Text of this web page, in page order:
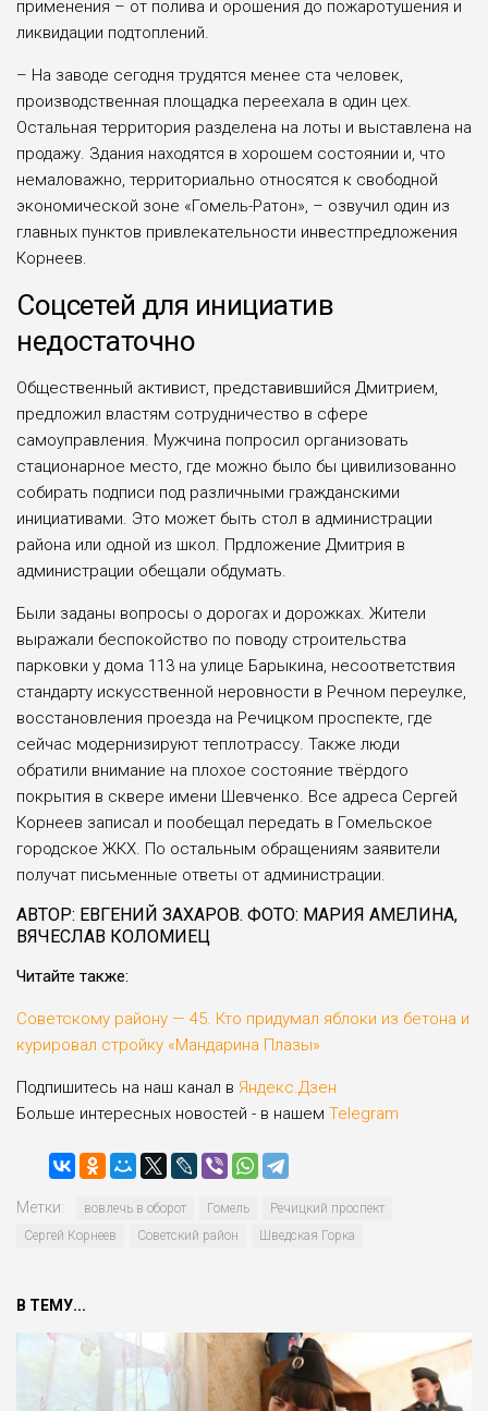
применения – от полива и орошения до пожаротушения и
ликвидации подтоплений.
– На заводе сегодня трудятся менее ста человек,
производственная площадка переехала в один цех.
Остальная территория разделена на лоты и выставлена на
продажу. Здания находятся в хорошем состоянии и, что
немаловажно, территориально относятся к свободной
экономической зоне «Гомель-Ратон», – озвучил один из
главных пунктов привлекательности инвестпредложения
Корнеев.
Соцсетей для инициатив
недостаточно
Общественный активист, представившийся Дмитрием,
предложил властям сотрудничество в сфере
самоуправления. Мужчина попросил организовать
стационарное место, где можно было бы цивилизованно
собирать подписи под различными гражданскими
инициативами. Это может быть стол в администрации
района или одной из школ. Прдложение Дмитрия в
администрации обещали обдумать.
Были заданы вопросы о дорогах и дорожках. Жители
выражали беспокойство по поводу строительства
парковки у дома 113 на улице Барыкина, несоответствия
стандарту искусственной неровности в Речном переулке,
восстановления проезда на Речицком проспекте, где
сейчас модернизируют теплотрассу. Также люди
обратили внимание на плохое состояние твёрдого
покрытия в сквере имени Шевченко. Все адреса Сергей
Корнеев записал и пообещал передать в Гомельское
городское ЖКХ. По остальным обращениям заявители
получат письменные ответы от администрации.
АВТОР: ЕВГЕНИЙ ЗАХАРОВ. ФОТО: МАРИЯ АМЕЛИНА,
ВЯЧЕСЛАВ КОЛОМИЕЦ
Читайте также:
Советскому району — 45. Кто придумал яблоки из бетона и
курировал стройку «Мандарина Плазы»
Подпишитесь на наш канал в Яндекс.Дзен
Больше интересных новостей - в нашем Telegram
Метки: вовлечь в оборот Гомель
Речицкий проспект
Сергей Корнеев
Советский район Шведская Горка
В ТЕМУ...